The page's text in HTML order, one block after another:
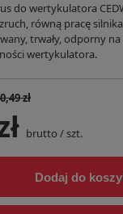
do wertykulatora
równą pracę
trwały, odporny
wertykulatora.
zł
brutto /szt.
Dodaj do